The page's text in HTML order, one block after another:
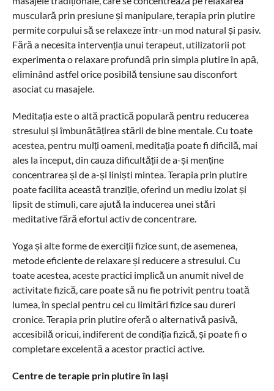
musculară prin presiune și manipulare, terapia prin plutire
permite corpului să se relaxeze într-un mod natural și pasiv.
Fără a necesita intervenția unui terapeut, utilizatorii pot
experimenta o relaxare profundă prin simpla plutire în apă,
eliminând astfel orice posibilă tensiune sau disconfort
asociat cu masajele.
Meditația este o altă practică populară pentru reducerea
stresului și îmbunătățirea stării de bine mentale. Cu toate
acestea, pentru mulți oameni, meditația poate fi dificilă, mai
ales la început, din cauza dificultății de a-și menține
concentrarea și de a-și liniști mintea. Terapia prin plutire
poate facilita această tranziție, oferind un mediu izolat și
lipsit de stimuli, care ajută la inducerea unei stări
meditative fără efortul activ de concentrare.
Yoga și alte forme de exerciții fizice sunt, de asemenea,
metode eficiente de relaxare și reducere a stresului. Cu
toate acestea, aceste practici implică un anumit nivel de
activitate fizică, care poate să nu fie potrivit pentru toată
lumea, în special pentru cei cu limitări fizice sau dureri
cronice. Terapia prin plutire oferă o alternativă pasivă,
accesibilă oricui, indiferent de condiția fizică, și poate fi o
completare excelentă a acestor practici active.
Centre de terapie prin plutire în Iași